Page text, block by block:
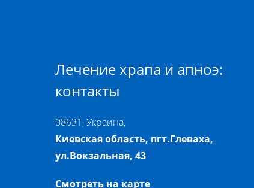
Лечение храпа и апноэ:
контакты
08631, Украина,
Киевская область, пгт.Глеваха,
ул.Вокзальная, 43
Смотреть на карте